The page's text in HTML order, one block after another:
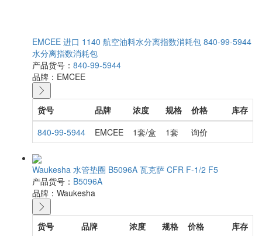
EMCEE 进口 1140 航空油料水分离指数消耗包 840-99-5944
水分离指数消耗包
产品货号： 840-99-5944
品牌： EMCEE
货号 品牌 浓度 规格 价格
库存
840-99-5944
EMCEE 1套/盒 1套 询价
Waukesha 水管垫圈 B5096A 瓦克萨 CFR F-1/2 F5
产品货号： B5096A
品牌： Waukesha
货号 品牌 浓度 规格 价格
库存